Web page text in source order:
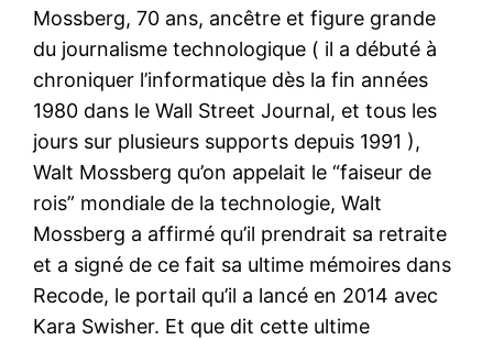
Mossberg, 70 ans, ancêtre et figure grande
du journalisme technologique ( il a débuté à
chroniquer l’informatique dès la fin années
1980 dans le Wall Street Journal, et tous les
jours sur plusieurs supports depuis 1991 ),
Walt Mossberg qu’on appelait le “faiseur de
rois” mondiale de la technologie, Walt
Mossberg a affirmé qu’il prendrait sa retraite
et a signé de ce fait sa ultime mémoires dans
Recode, le portail qu’il a lancé en 2014 avec
Kara Swisher. Et que dit cette ultime